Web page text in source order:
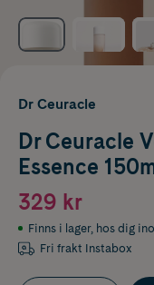
Dr Ceuracle
Dr Ceuracle
Essence
329 kr
Finns i lager, hos dig
Fri frakt Instabox